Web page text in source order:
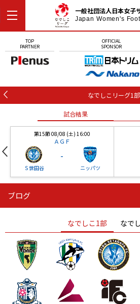
一般社団法人日本女子
Japan Women's
TOP
PARTNER
OFFICIAL
SPONSOR
なでしこリーグ1部
試合結果
第15節 08/08 (土) 16:00
ＡＧＦ
Ｓ世田谷
-
ニッパツ
ニッパツ
ニッパツ 名古屋 静
ブログ
なでしこ1部 なで